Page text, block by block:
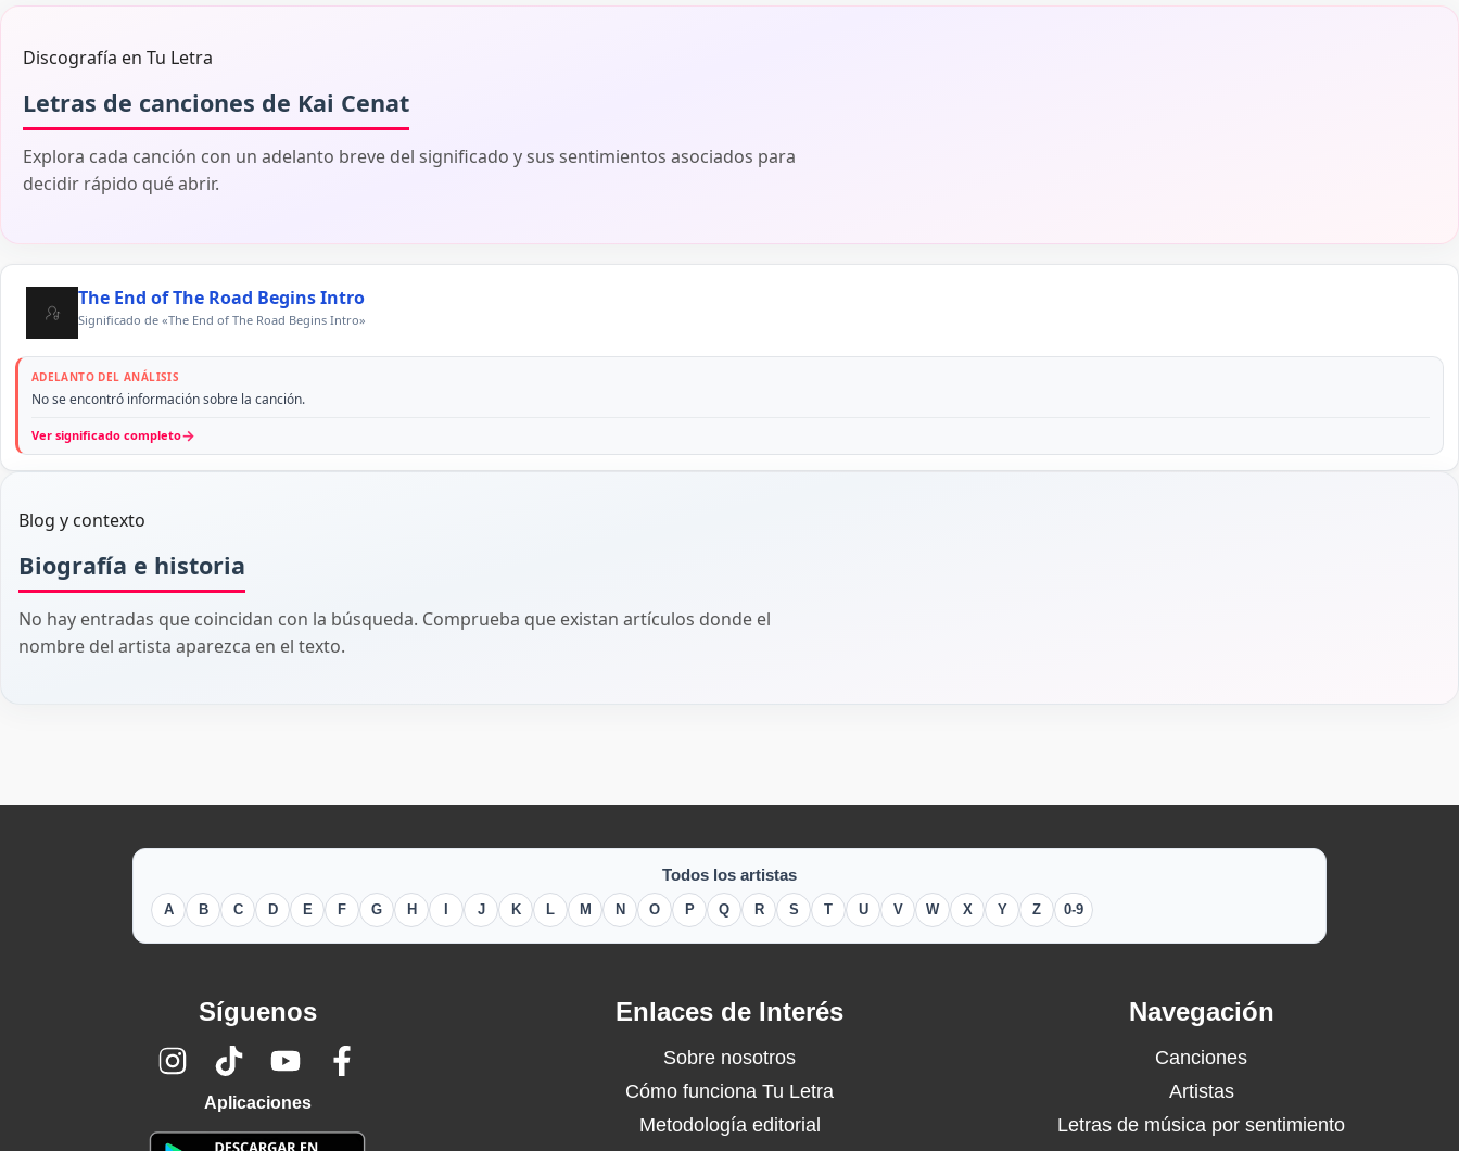
Discografía en Tu Letra
Letras de canciones de Kai Cenat
Explora cada canción con un adelanto breve del significado y sus sentimientos asociados para
decidir rápido qué abrir.
The End of The Road Begins Intro
Significado de «The End of The Road Begins Intro»
ADELANTO DEL ANÁLISIS
No se encontró información sobre la canción.
Ver significado completo→
Blog y contexto
Biografía e historia
No hay entradas que coincidan con la búsqueda. Comprueba que existan artículos donde el
nombre del artista aparezca en el texto.
Todos los artistas
A B C D E F G H J K L M N O P Q R S T U V W X Y Z 0-9
Síguenos
Aplicaciones
Enlaces de Interés
Sobre nosotros
Cómo funciona Tu Letra
Metodología editorial
Navegación
Canciones
Artistas
Letras de música por sentimiento